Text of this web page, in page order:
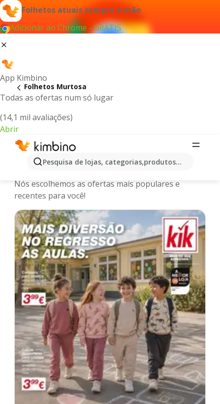
Folhetos atuais sempre à mão
Adicionar ao Chrome - GRÁTIS
App Kimbino
Todas as ofertas num só lugar
(14,1 mil avaliações)
Abrir
Pesquisa de lojas, categorias,produtos...
Folhetos Murtosa
Murtosa - Últimos folhetos,
Nós escolhemos as ofertas mais populares e
recentes para você!